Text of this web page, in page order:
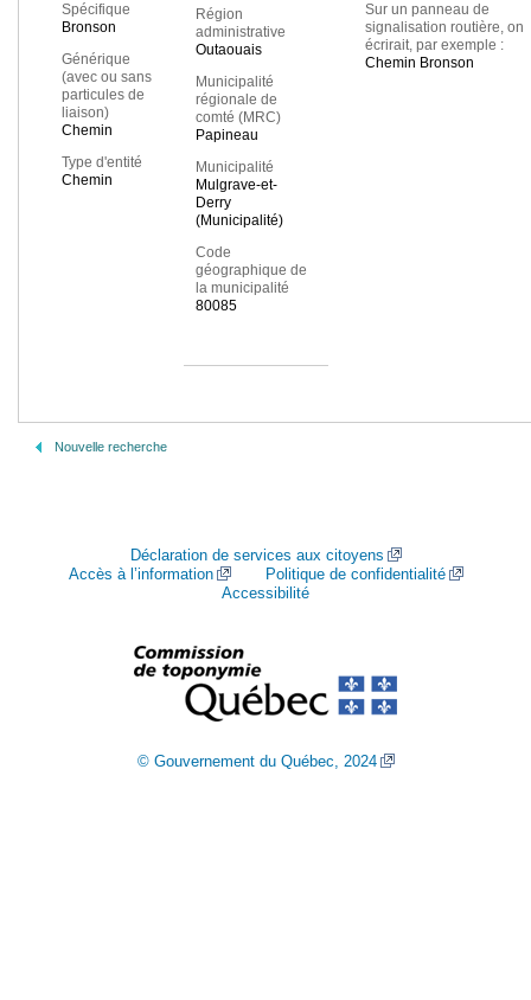
Spécifique
Bronson
Générique
(avec ou sans
particules de
liaison)
Chemin
Type d'entité
Chemin
Région
administrative
Outaouais
Municipalité
régionale de
comté (MRC)
Papineau
Municipalité
Mulgrave-et-
Derry
(Municipalité)
Code
géographique de
la municipalité
80085
Sur un panneau de
signalisation routière, on
écrirait, par exemple :
Chemin Bronson
Nouvelle recherche
Déclaration de services aux citoyens
Accès à l’information
Politique de confidentialité
Accessibilité
© Gouvernement du Québec, 2024